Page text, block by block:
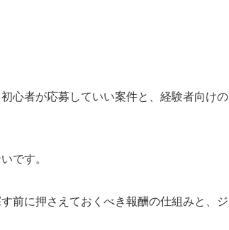
心者が応募していい案件と、経験者向けの
です。
前に押さえておくべき報酬の仕組みと、ジ